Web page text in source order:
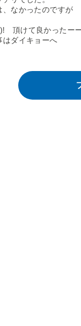
なかったのですが
頂けて良かったー
はダイキョーへ